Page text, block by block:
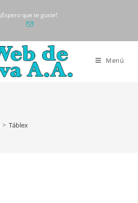
¡Espero que te guste!
Menú
> Táblex